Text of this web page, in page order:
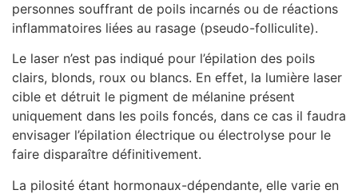
personnes souffrant de poils incarnés ou de réactions
inflammatoires liées au rasage (pseudo-folliculite).
Le laser n’est pas indiqué pour l’épilation des poils
clairs, blonds, roux ou blancs. En effet, la lumière laser
cible et détruit le pigment de mélanine présent
uniquement dans les poils foncés, dans ce cas il faudra
envisager l’épilation électrique ou électrolyse pour le
faire disparaître définitivement.
La pilosité étant hormonaux-dépendante, elle varie en